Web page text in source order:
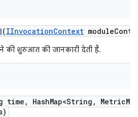
(IInvocationContext module
शुरुआत की जानकारी देती है.
time , HashMap<String , Metric